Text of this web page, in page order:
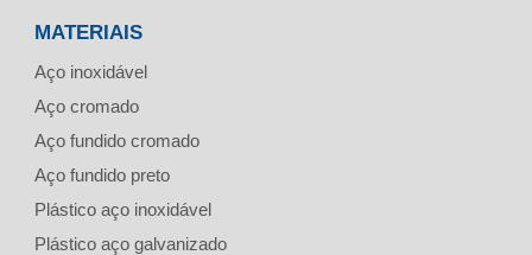
MATERIAIS
Aço inoxidável
Aço cromado
Aço fundido cromado
Aço fundido preto
Plástico aço inoxidável
Plástico aço galvanizado